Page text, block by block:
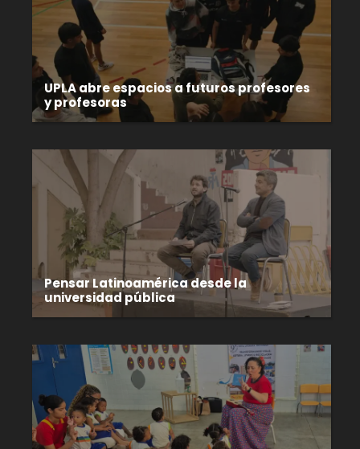
UPLA abre espacios a futuros profesores
y profesoras
Pensar Latinoamérica desde la
universidad pública